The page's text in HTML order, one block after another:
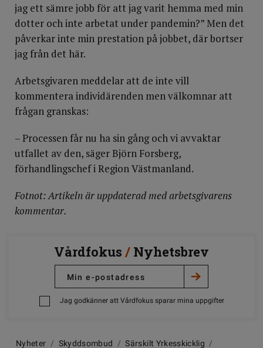
jag ett sämre jobb för att jag varit hemma med min
dotter och inte arbetat under pandemin?” Men det
påverkar inte min prestation på jobbet, där bortser
jag från det här.
Arbetsgivaren meddelar att de inte vill
kommentera individärenden men välkomnar att
frågan granskas:
– Processen får nu ha sin gång och vi avvaktar
utfallet av den, säger Björn Forsberg,
förhandlingschef i Region Västmanland.
Fotnot: Artikeln är uppdaterad med arbetsgivarens
kommentar.
Vårdfokus / Nyhetsbrev
Jag godkänner att Vårdfokus sparar mina uppgifter
Nyheter / Skyddsombud / Särskilt Yrkesskicklig /